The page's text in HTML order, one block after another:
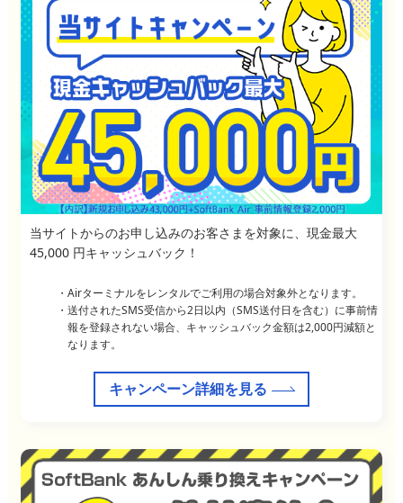
当サイトからのお申し込みのお客さまを対象に、現金最大
45,000 円キャッシュバック！
Airターミナルをレンタルでご利用の場合対象外となります。
送付されたSMS受信から2日以内（SMS送付日を含む）に事前情
報を登録されない場合、キャッシュバック金額は2,000円減額と
なります。
キャンペーン詳細を見る